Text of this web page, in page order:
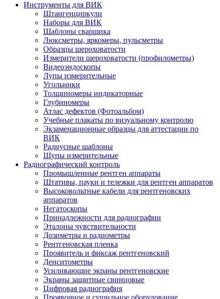
Инструменты для ВИК
Штангенциркули
Наборы для ВИК
Шаблоны сварщика
Люксметры, яркомеры, пульсметры
Образцы шероховатости
Измерители шероховатости (профилометры)
Видеоэндоскопы
Лупы измерительные
Угольники
Толщиномеры индикаторные
Глубиномеры
Атлас дефектов (Фотоальбом)
Учебные плакаты по визуальному контролю
Экзаменационные образцы для аттестации по
ВИК
Радиусные шаблоны
Щупы измерительные
Радиографический контроль
Промышленные рентген аппараты
Штативы, пауки и тележки для рентген аппаратов
Высоковольтные кабели для рентгеновских
аппаратов
Негатоскопы
Принадлежности для радиографии
Эталоны чувствительности
Дозиметры и радиометры
Рентгеновская пленка
Проявитель и фиксаж рентгеновский
Денситометры
Усиливающие экраны рентгеновские
Экраны защитные свинцовые
Цифровая радиография
Проявочное и сушильное оборудование